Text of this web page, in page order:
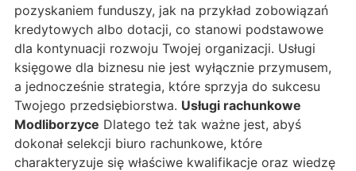
pozyskaniem funduszy, jak na przykład zobowiązań
kredytowych albo dotacji, co stanowi podstawowe
dla kontynuacji rozwoju Twojej organizacji. Usługi
księgowe dla biznesu nie jest wyłącznie przymusem,
a jednocześnie strategia, które sprzyja do sukcesu
Twojego przedsiębiorstwa. Usługi rachunkowe
Modliborzyce Dlatego też tak ważne jest, abyś
dokonał selekcji biuro rachunkowe, które
charakteryzuje się właściwe kwalifikacje oraz wiedzę